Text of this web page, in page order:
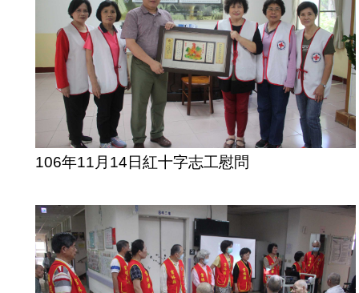
106年11月14日紅十字志工慰問